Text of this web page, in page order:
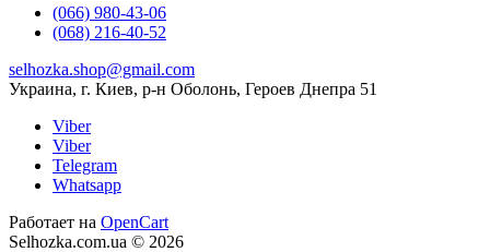
(066) 980-43-06
(068) 216-40-52
selhozka.shop@gmail.com
Украина, г. Киев, р-н Оболонь, Героев Днепра 51
Viber
Viber
Telegram
Whatsapp
Работает на OpenCart
Selhozka.com.ua © 2026